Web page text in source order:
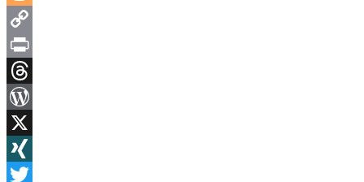
Blogger
Copy
Link
Print
Threads
WordPress
X
XING